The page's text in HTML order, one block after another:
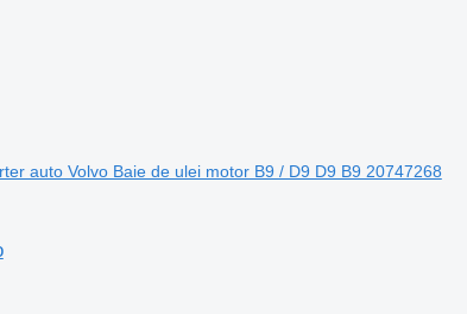
auto Volvo Baie de ulei motor B9 / D9 D9 B9 20747268